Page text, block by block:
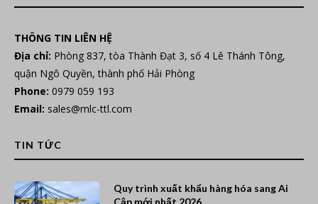
THÔNG TIN LIÊN HỆ
Địa chỉ: Phòng 837, tòa Thành Đạt 3, số 4 Lê Thánh Tông,
quận Ngô Quyền, thành phố Hải Phòng
Phone: 0979 059 193
Email: sales@mlc-ttl.com
TIN TỨC
Quy trình xuất khẩu hàng hóa sang Ai